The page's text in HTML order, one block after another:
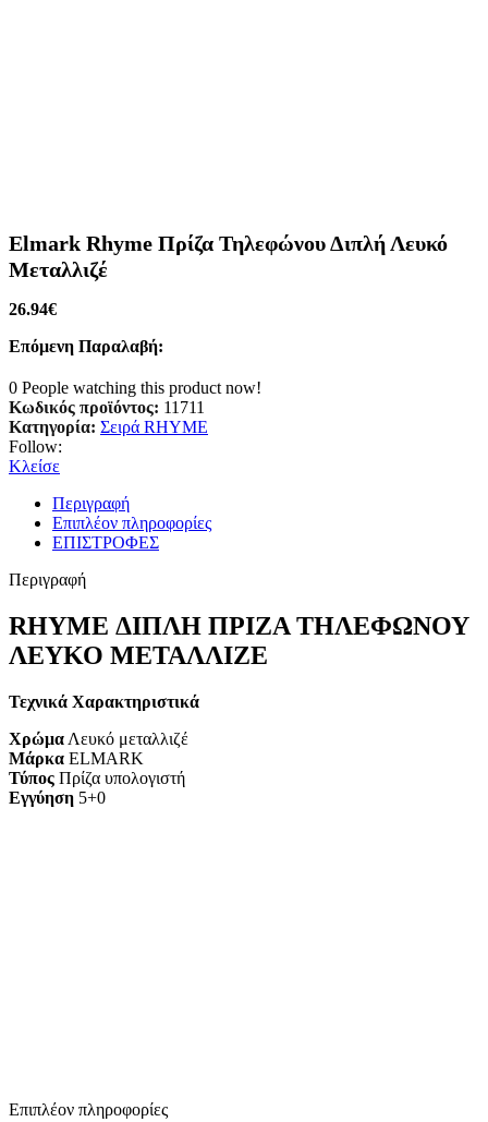
Elmark Rhyme Πρίζα Τηλεφώνου Διπλή Λευκό
Μεταλλιζέ
26.94€
Επόμενη Παραλαβή:
0 People watching this product now!
Κωδικός προϊόντος: 11711
Κατηγορία: Σειρά RHYME
Follow:
Κλείσε
Περιγραφή
Επιπλέον πληροφορίες
ΕΠΙΣΤΡΟΦΕΣ
Περιγραφή
RHYME ΔΙΠΛΗ ΠΡΙΖΑ ΤΗΛΕΦΩΝΟΥ
ΛΕΥΚΟ ΜΕΤΑΛΛΙΖΕ
Τεχνικά Χαρακτηριστικά
Χρώμα Λευκό μεταλλιζέ
Μάρκα ELMARK
Τύπος Πρίζα υπολογιστή
Εγγύηση 5+0
Επιπλέον πληροφορίες